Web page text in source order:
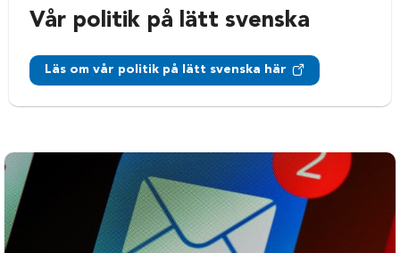
Vår politik på lätt svenska
Läs om vår politik på lätt svenska här